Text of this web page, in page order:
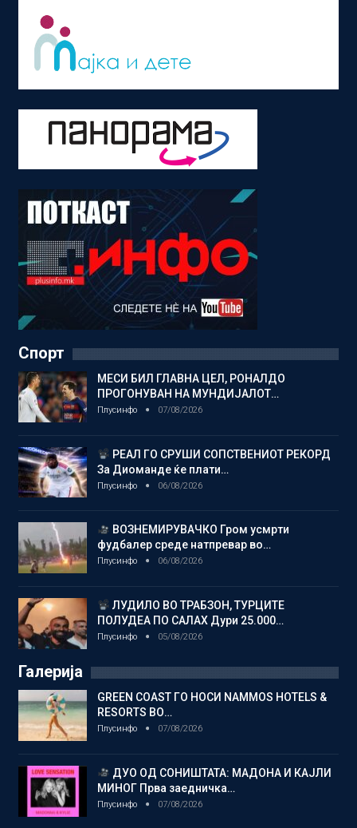
Спорт
МЕСИ БИЛ ГЛАВНА ЦЕЛ, РОНАЛДО
ПРОГОНУВАН НА МУНДИЈАЛОТ…
Плусинфо 07/08/2026
РЕАЛ ГО СРУШИ СОПСТВЕНИОТ РЕКОРД
За Диоманде ќе плати…
Плусинфо 06/08/2026
ВОЗНЕМИРУВАЧКО Гром усмрти
фудбалер среде натпревар во…
Плусинфо 06/08/2026
ЛУДИЛО ВО ТРАБЗОН, ТУРЦИТЕ
ПОЛУДЕА ПО САЛАХ Дури 25.000…
Плусинфо 05/08/2026
Галерија
GREEN COAST ГО НОСИ NAMMOS HOTELS &
RESORTS ВО…
Плусинфо 07/08/2026
ДУО ОД СОНИШТАТА: МАДОНА И КАЈЛИ
МИНОГ Прва заедничка…
Плусинфо 07/08/2026